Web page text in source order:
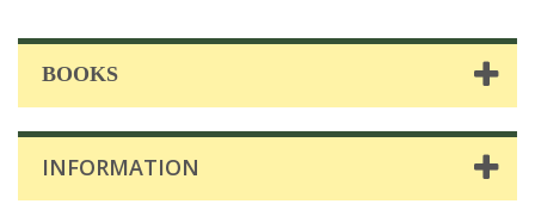
BOOKS
INFORMATION